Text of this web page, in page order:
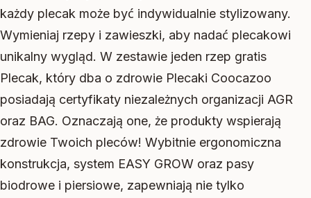
każdy plecak może być indywidualnie stylizowany.
Wymieniaj rzepy i zawieszki, aby nadać plecakowi
unikalny wygląd. W zestawie jeden rzep gratis
Plecak, który dba o zdrowie Plecaki Coocazoo
posiadają certyfikaty niezależnych organizacji AGR
oraz BAG. Oznaczają one, że produkty wspierają
zdrowie Twoich pleców! Wybitnie ergonomiczna
konstrukcja, system EASY GROW oraz pasy
biodrowe i piersiowe, zapewniają nie tylko